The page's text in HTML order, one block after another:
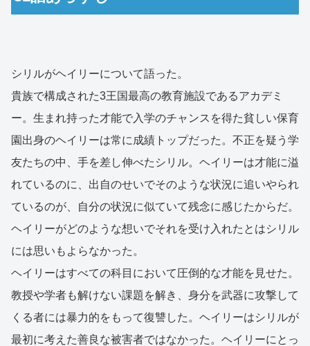
シリルがヘイリーについて語った。
貴族で構成された3王国最高の教育施設であるアカデミ
ー。生まれ持った才能で入学のチャンスを得た貧しい保育
園出身のヘイリーは常に成績トップだった。不正を疑う学
友たちの中、手を差し伸べたシリル。ヘイリーは才能に溢
れているのに、出自のせいでそのような状況に追いやられ
ているのが、自分の状況に似ていて残念に感じたからだ。
ヘイリーがどのような想いでそれを受け入れたとはシリル
には思いもよらなかった。
ヘイリーはすべての科目において圧倒的な才能を見せた。
教授や学者も解けない課題を解き、身分を武器に攻撃して
くる者には暴力的をもって復讐した。ヘイリーはシリルが
最初に考えた善良な被害者ではなかった。ヘイリーにとっ